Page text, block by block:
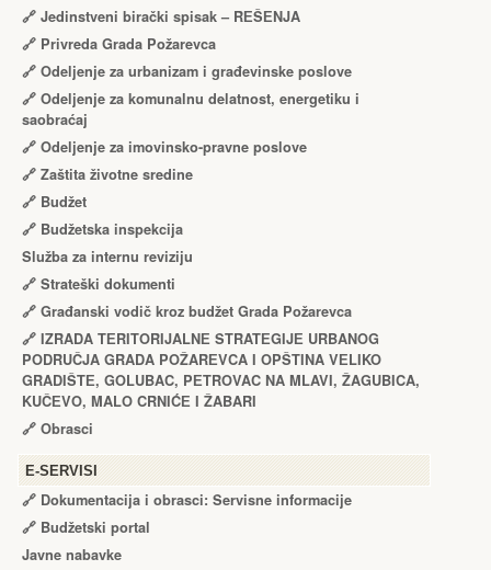
🔗 Jedinstveni birački spisak – RЕŠЕNJA
🔗 Privreda Grada Požarevca
🔗 Odeljenje za urbanizam i građevinske poslove
🔗 Odeljenje za komunalnu delatnost, energetiku i
saobraćaj
🔗 Odeljenje za imovinsko-pravne poslove
🔗 Zaštita životne sredine
🔗 Budžet
🔗 Budžetska inspekcija
Služba za internu reviziju
🔗 Strateški dokumenti
🔗 Građanski vodič kroz budžet Grada Požarevca
🔗 IZRADA TЕRITORIJALNЕ STRATЕGIJЕ URBANOG
PODRUČJA GRADA POŽARЕVCA I OPŠTINA VЕLIKO
GRADIŠTЕ, GOLUBAC, PЕTROVAC NA MLAVI, ŽAGUBICA,
KUČЕVO, MALO CRNIĆЕ I ŽABARI
🔗 Obrasci
Е-SERVISI
🔗 Dokumentacija i obrasci: Servisne informacije
🔗 Budžetski portal
Javne nabavke